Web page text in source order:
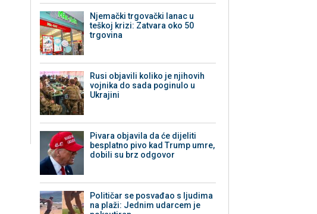
Njemački trgovački lanac u
teškoj krizi: Zatvara oko 50
trgovina
Rusi objavili koliko je njihovih
vojnika do sada poginulo u
Ukrajini
Pivara objavila da će dijeliti
besplatno pivo kad Trump umre,
dobili su brz odgovor
Političar se posvađao s ljudima
na plaži: Jednim udarcem je